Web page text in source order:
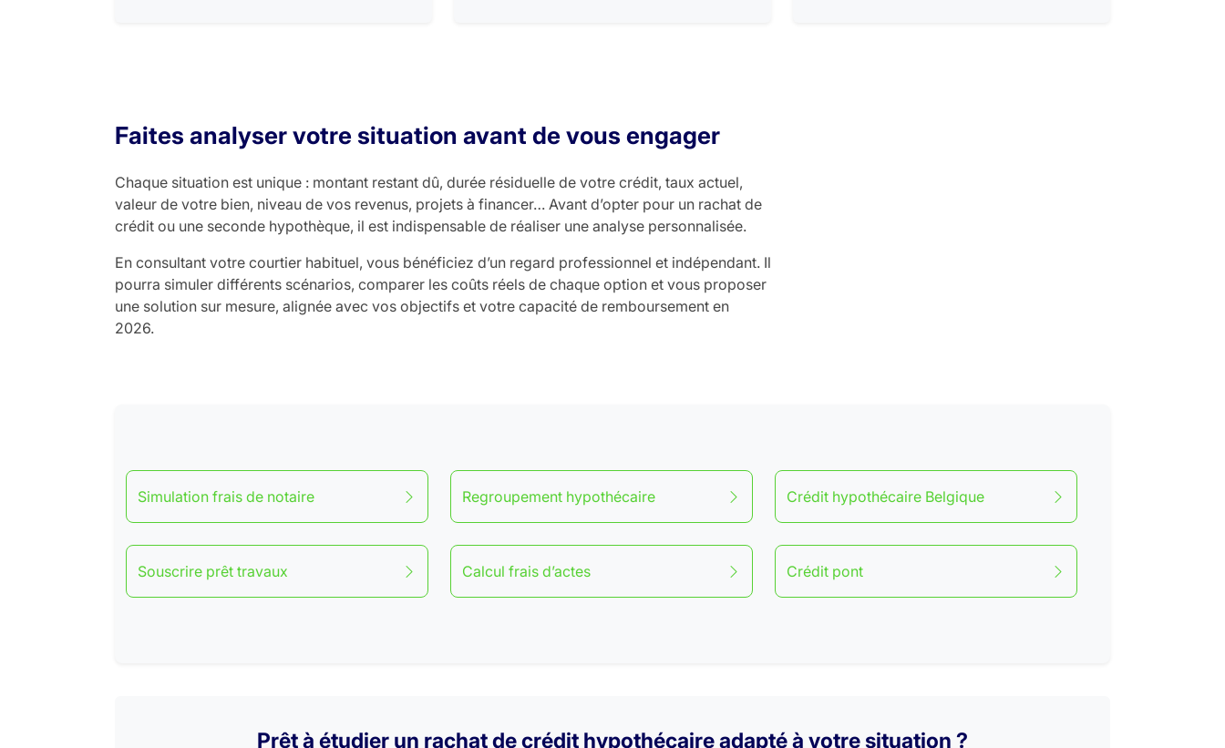
Faites analyser votre situation avant de vous engager
Chaque situation est unique : montant restant dû, durée résiduelle de votre crédit, taux actuel,
valeur de votre bien, niveau de vos revenus, projets à financer… Avant d’opter pour un rachat de
crédit ou une seconde hypothèque, il est indispensable de réaliser une analyse personnalisée.
En consultant votre courtier habituel, vous bénéficiez d’un regard professionnel et indépendant. Il
pourra simuler différents scénarios, comparer les coûts réels de chaque option et vous proposer
une solution sur mesure, alignée avec vos objectifs et votre capacité de remboursement en
2026.
Simulation frais de notaire Regroupement hypothécaire Crédit hypothécaire Belgique
Souscrire prêt travaux Calcul frais d’actes Crédit pont
Prêt à étudier un rachat de crédit hypothécaire adapté à votre situation ?